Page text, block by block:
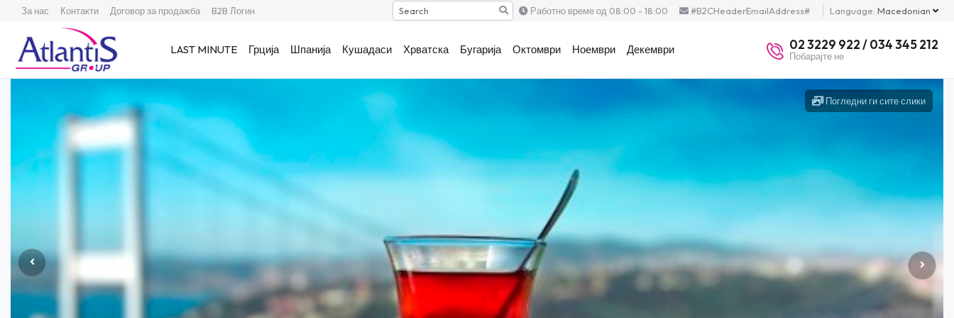
За нас Контакти Договор за продажба B2B Логин Search Работно време од 08:00 - 18:00 #B2CHeaderEmailAddress# Language: Macedonian
LAST MINUTE Грција Шпанија Кушадаси Хрватска Бугарија Октомври Ноември Декември 02 3229 922 / 034 345 212
Побарајте не
Погледни ги сите слики